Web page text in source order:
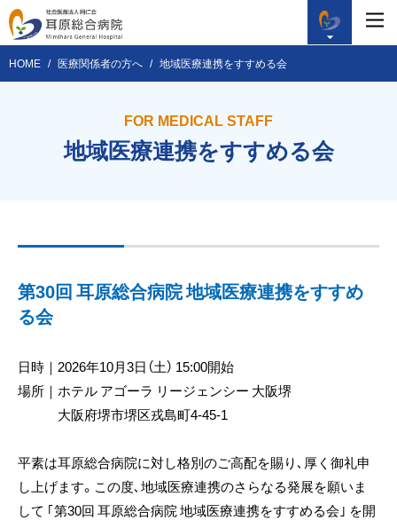
HOME 医療関係者の方へ 地域医療連携をすすめる会
FOR MEDICAL STAFF
地域医療連携をすすめる会
第30回 耳原総合病院 地域医療連携をすすめ
る会
日時｜2026年10月3日（土） 15:00開始
場所｜ホテル アゴーラ リージェンシー 大阪堺
大阪府堺市堺区戎島町4-45-1
平素は耳原総合病院に対し格別のご高配を賜り､厚く御礼申
し上げます。この度､地域医療連携のさらなる発展を願いま
して ｢第30回 耳原総合病院 地域医療連携をすすめる会｣ を開